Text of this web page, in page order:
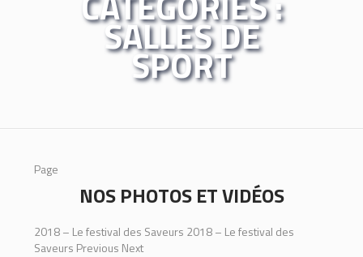
SALLES DE
SPORT
Page
NOS PHOTOS ET VIDÉOS
2018 – Le festival des Saveurs 2018 – Le festival des
Saveurs Previous Next